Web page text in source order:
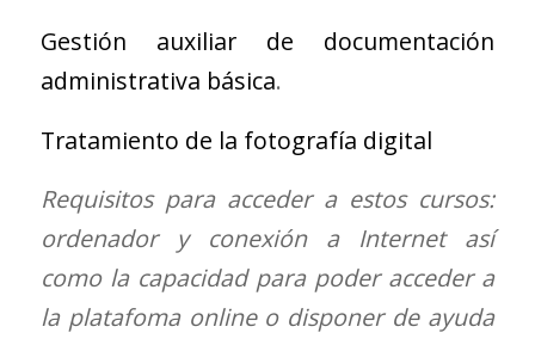
Gestión auxiliar de documentación
administrativa básica.
Tratamiento de la fotografía digital
Requisitos para acceder a estos cursos:
ordenador y conexión a Internet así
como la capacidad para poder acceder a
la platafoma online o disponer de ayuda